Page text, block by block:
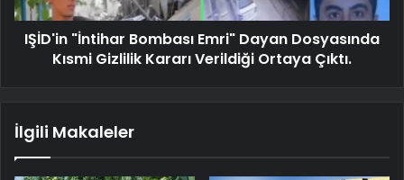
IŞİD'in "İntihar Bombası Emri" Dayan Dosyasında
Kısmi Gizlilik Kararı Verildiği Ortaya Çıktı.
İlgili Makaleler